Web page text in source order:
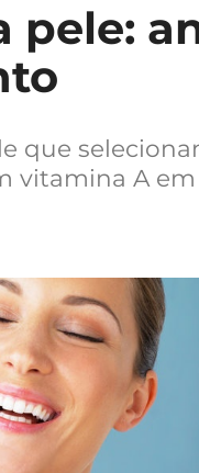
pele:
que
vitamina A